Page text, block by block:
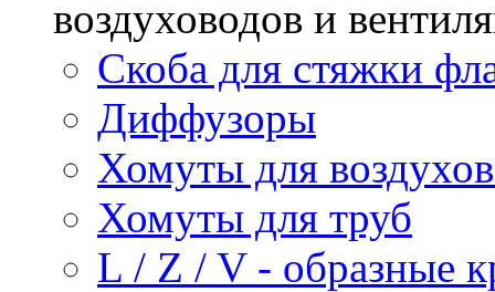
воздуховодов и
Скоба для стяжки
Диффузоры
Хомуты для
Хомуты для труб
L / Z / V - образные